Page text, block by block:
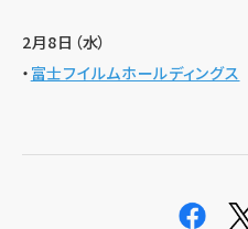
2月8日（水）
・ 富士フイルムホールディングス